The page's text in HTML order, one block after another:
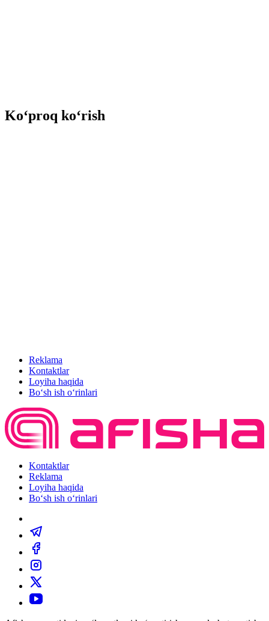
Ko‘proq ko‘rish
Reklama
Kontaktlar
Loyiha haqida
Bo‘sh ish o‘rinlari
Kontaktlar
Reklama
Loyiha haqida
Bo‘sh ish o‘rinlari